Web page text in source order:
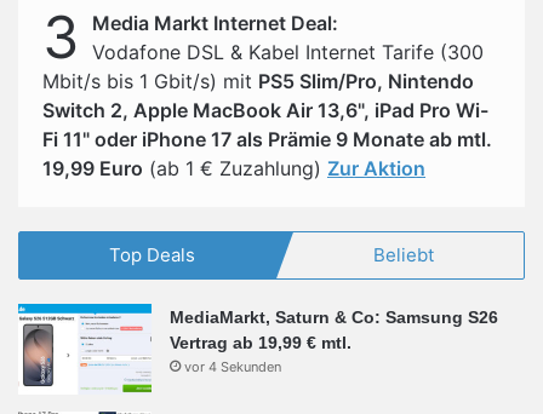
3
Media Markt Internet Deal:
Vodafone DSL & Kabel Internet Tarife (300
Mbit/s bis 1 Gbit/s) mit PS5 Slim/Pro, Nintendo
Switch 2, Apple MacBook Air 13,6", iPad Pro Wi-
Fi 11" oder iPhone 17 als Prämie 9 Monate ab mtl.
19,99 Euro (ab 1 € Zuzahlung) Zur Aktion
Top Deals Beliebt
MediaMarkt, Saturn & Co: Samsung S26
Vertrag ab 19,99 € mtl.
vor 4 Sekunden